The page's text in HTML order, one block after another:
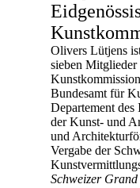
Olivers Lütjens
sieben Mitglieder
Bundesamt für
Departement
der Kunst- und
und
Vergabe der
Schweizer